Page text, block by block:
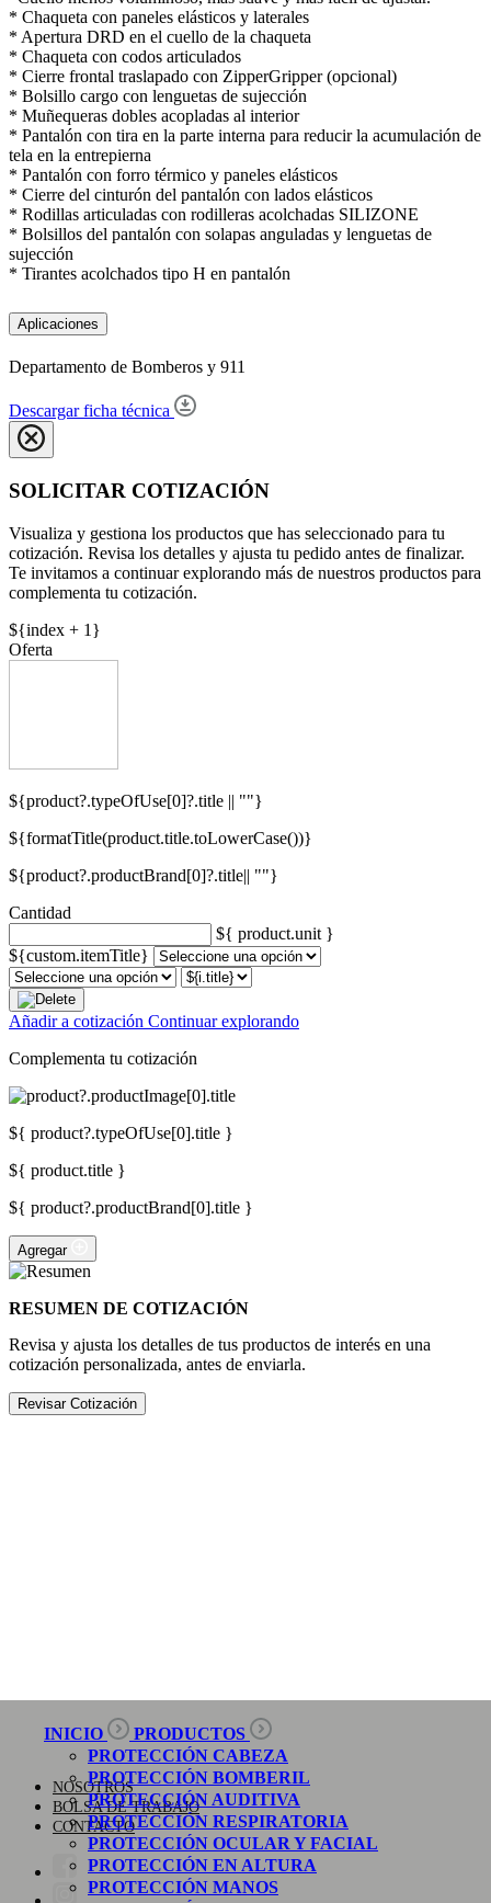
* Chaqueta con paneles elásticos y laterales
* Apertura DRD en el cuello de la chaqueta
* Chaqueta con codos articulados
* Cierre frontal traslapado con ZipperGripper (opcional)
* Bolsillo cargo con lenguetas de sujección
* Muñequeras dobles acopladas al interior
* Pantalón con tira en la parte interna para reducir la acumulación de
tela en la entrepierna
* Pantalón con forro térmico y paneles elásticos
* Cierre del cinturón del pantalón con lados elásticos
* Rodillas articuladas con rodilleras acolchadas SILIZONE
* Bolsillos del pantalón con solapas anguladas y lenguetas de
sujección
* Tirantes acolchados tipo H en pantalón
Aplicaciones
Departamento de Bomberos y 911
Descargar ficha técnica
SOLICITAR COTIZACIÓN
Visualiza y gestiona los productos que has seleccionado para tu
cotización. Revisa los detalles y ajusta tu pedido antes de finalizar.
Te invitamos a continuar explorando más de nuestros productos para
complementa tu cotización.
${index + 1}
Oferta
${product?.typeOfUse[0]?.title || ""}
${formatTitle(product.title.toLowerCase())}
${product?.productBrand[0]?.title|| ""}
Cantidad
${ product.unit }
${custom.itemTitle}
Añadir a cotización Continuar explorando
Complementa tu cotización
${ product?.typeOfUse[0].title }
${ product.title }
${ product?.productBrand[0].title }
Agregar
RESUMEN DE COTIZACIÓN
Revisa y ajusta los detalles de tus productos de interés en una
cotización personalizada, antes de enviarla.
Revisar Cotización
INICIO
PRODUCTOS
PROTECCIÓN CABEZA
PROTECCIÓN BOMBERIL
PROTECCIÓN AUDITIVA
PROTECCIÓN RESPIRATORIA
PROTECCIÓN OCULAR Y FACIAL
PROTECCIÓN EN ALTURA
PROTECCIÓN MANOS
NOSOTROS
BOLSA DE TRABAJO
CONTACTO